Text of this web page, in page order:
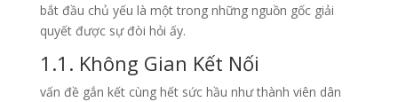
bắt đầu chủ yếu là một trong những nguồn gốc giải
quyết được sự đòi hỏi ấy.
1.1. Không Gian Kết Nối
vấn đề gắn kết cùng hết sức hầu như thành viên dân